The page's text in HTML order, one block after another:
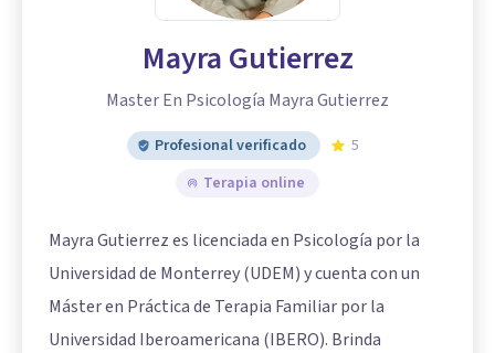
Mayra Gutierrez
Master En Psicología Mayra Gutierrez
Profesional verificado
5
Terapia online
Mayra Gutierrez es licenciada en Psicología por la
Universidad de Monterrey (UDEM) y cuenta con un
Máster en Práctica de Terapia Familiar por la
Universidad Iberoamericana (IBERO). Brinda